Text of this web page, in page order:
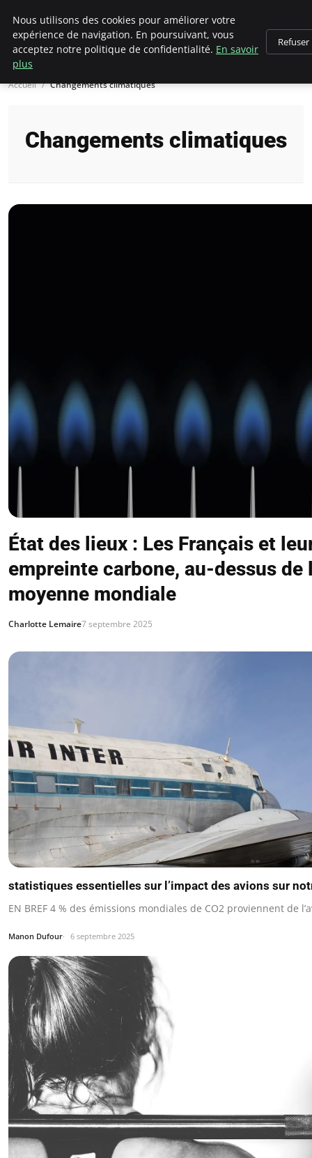
Climategatecountryclub.com
Accueil Changements climatiques
Changements climatiques
État des lieux : Les Français et
empreinte carbone, au-dessus de
moyenne mondiale
Charlotte Lemaire7 septembre 2025
statistiques essentielles sur l’impact des avions sur
EN BREF 4 % des émissions mondiales de CO2 proviennent de
Manon Dufour 6 septembre 2025
Nous utilisons des cookies pour améliorer votre
expérience de navigation. En poursuivant, vous
acceptez notre politique de confidentialité. En savoir
plus
Refuser